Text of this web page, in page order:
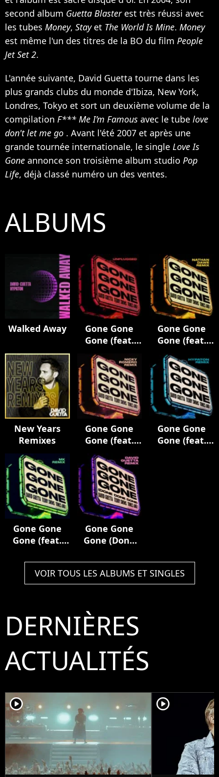
second album Guetta Blasterest très réussi avec
les tubes Money, Stayet The World Is Mine. Money
est même l'un des titres de la BO du film People
Jet Set 2.
L'année suivante, David Guetta tourne dans les
plus grands clubs du monde d'Ibiza, New York,
Londres, Tokyo et sort un deuxième volume de la
compilation F*** Me I’m Famous avec le tube love
don't let me go . Avant l'été 2007 et après une
grande tournée internationale, le single Love Is
Gone annonce son troisième album studio Pop
Life, déjà classé numéro un des ventes.
ALBUMS
Walked Away
Gone Gone
Gone (feat.
Teddy Swims)
[Unplugged]
Gone Gone
Gone (feat.
Teddy Swims)
[Nathan Dawe
Remix]
New Years
Remixes
Gone Gone
Gone (feat.
Teddy Swims)
[Nicky Romero
Remix]
Gone Gone
Gone (feat.
Gone Gone
Gone (feat.
[MK Remix]
Gone Gone
Gone (Done
[David Guetta
Remix]
VOIR TOUS LES ALBUMS ET SINGLES
DERNIÈRES
ACTUALITÉS
player2 player2